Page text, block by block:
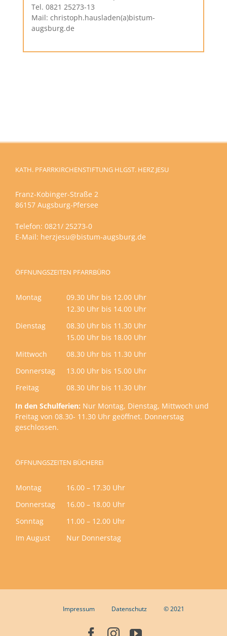
Tel. 0821 25273-13
Mail: christoph.hausladen(a)bistum-
augsburg.de
KATH. PFARRKIRCHENSTIFTUNG HLGST. HERZ JESU
Franz-Kobinger-Straße 2
86157 Augsburg-Pfersee
Telefon: 0821/ 25273-0
E-Mail: herzjesu@bistum-augsburg.de
ÖFFNUNGSZEITEN PFARRBÜRO
Montag
09.30 Uhr bis 12.00 Uhr
12.30 Uhr bis 14.00 Uhr
Dienstag
08.30 Uhr bis 11.30 Uhr
15.00 Uhr bis 18.00 Uhr
Mittwoch
08.30 Uhr bis 11.30 Uhr
Donnerstag
13.00 Uhr bis 15.00 Uhr
Freitag
08.30 Uhr bis 11.30 Uhr
In den Schulferien: Nur Montag, Dienstag, Mittwoch und
Freitag von 08.30- 11.30 Uhr geöffnet. Donnerstag
geschlossen.
ÖFFNUNGSZEITEN BÜCHEREI
Montag
16.00 – 17.30 Uhr
Donnerstag
16.00 – 18.00 Uhr
Sonntag
11.00 – 12.00 Uhr
Im August
Nur Donnerstag
Impressum Datenschutz © 2021
Facebook
Instagram
YouTube